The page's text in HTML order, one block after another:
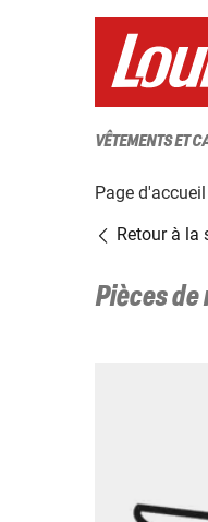
VÊTEMENTS ET
Page d'accueil
Retour à la
Pièces